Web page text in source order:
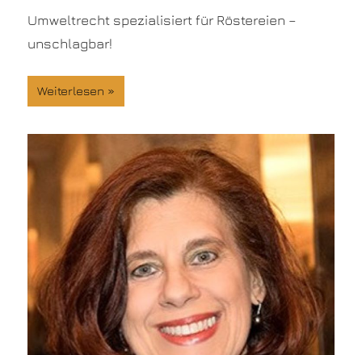
Umweltrecht spezialisiert für Röstereien –
unschlagbar!
Weiterlesen